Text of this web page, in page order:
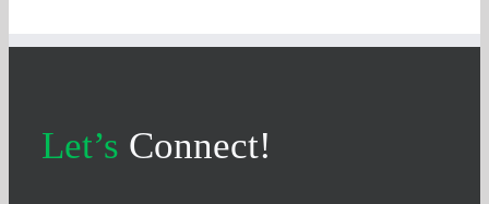
Let’s Connect!